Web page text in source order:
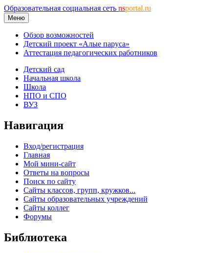
Образовательная социальная сеть nsportal.ru
Меню
Обзор возможностей
Детский проект «Алые паруса»
Аттестация педагогических работников
Детский сад
Начальная школа
Школа
НПО и СПО
ВУЗ
Навигация
Вход/регистрация
Главная
Мой мини-сайт
Ответы на вопросы
Поиск по сайту
Сайты классов, групп, кружков...
Сайты образовательных учреждений
Сайты коллег
Форумы
Библиотека